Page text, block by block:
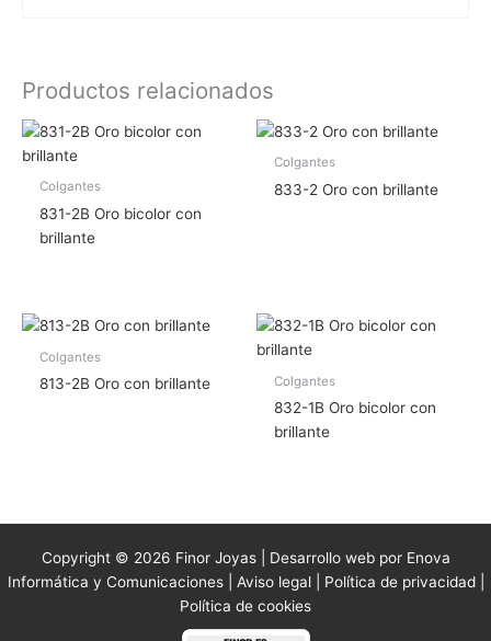
Productos relacionados
Colgantes
831-2B Oro bicolor con
brillante
Colgantes
833-2 Oro con brillante
Colgantes
813-2B Oro con brillante Colgantes
832-1B Oro bicolor con
brillante
Copyright © 2026 Finor Joyas | Desarrollo web por Enova
Informática y Comunicaciones | Aviso legal| Política de privacidad|
Política de cookies